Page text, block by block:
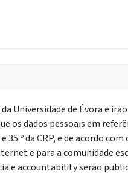
Universidade de Évora e
dados pessoais em
da CRP, e de acordo
e para a comunidade
e accountability serão